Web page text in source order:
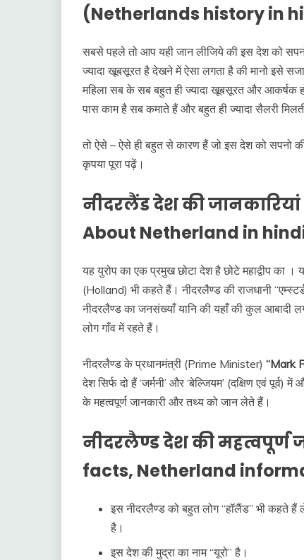
(Netherlands history in
सबसे पहले तो आप यही जान लीजिये की इस देश को
ज्यादा खूबसूरत है देखने में ऐसा लगता है की मानो इसे
महिला सब के सब बहुत ही ज्यादा खूबसूरत और आकर्षक
पास काम है सब कमाते हैं और बहुत ही ज्यादा सैलरी
तो ऐसे – ऐसे ही बहुत से कारण हैं जो इस देश को सपनो
कृपया पूरा पढ़ें।
नीदरलैंड देश की
About Netherland in
यह युरोप का एक प्रमुख छोटा देश है छोटे महाद्वीप का ।
(Holland) भी कहते हैं। नीदरलैण्ड की राजधानी
नीदरलैण्ड का जनसंख्याँ यानि की यहाँ की कुल
लोग गाँव में रहते हैं।
नीदरलैण्ड के प्रधानमंत्री (Prime Minister) “Mark
देश सिर्फ दो हैं ‘जर्मनी’ और ‘बेल्जियम’ (दक्षिण एवं
के महत्वपूर्ण जानकारी और तथ्य को जान लेते हैं।
नीदरलैण्ड देश की महत्वपूर्ण
facts, Netherland
इस नीदरलैण्ड को बहुत लोग “हॉलैंड” भी कहते
है।
इस देश की मुद्रा का नाम “यूरो” है।